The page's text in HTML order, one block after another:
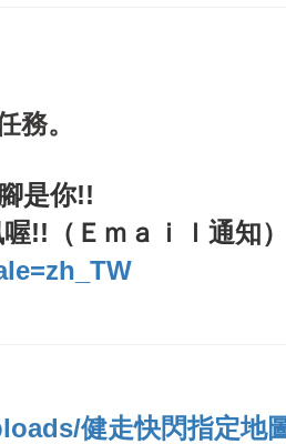
務。
是你!!
!!（Ｅｍａｉｌ通知）
健走快閃指定地